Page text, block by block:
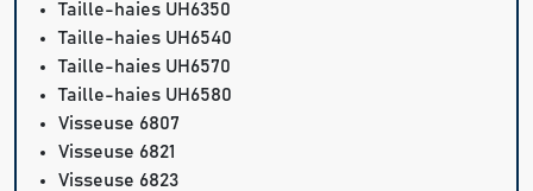
Taille-haies UH6350
Taille-haies UH6540
Taille-haies UH6570
Taille-haies UH6580
Visseuse 6807
Visseuse 6821
Visseuse 6823